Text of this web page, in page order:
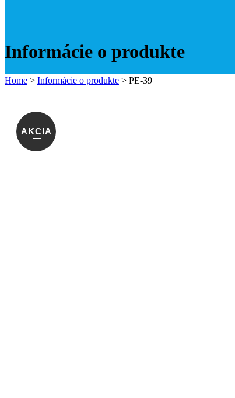
Informácie o produkte
Home > Informácie o produkte > PE-39
AKCIA